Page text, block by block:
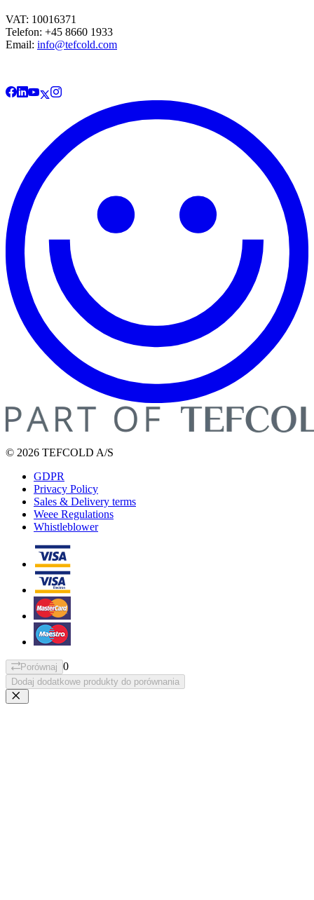
VAT: 10016371
Telefon: +45 8660 1933
Email: info@tefcold.com
© 2026 TEFCOLD A/S
GDPR
Privacy Policy
Sales & Delivery terms
Weee Regulations
Whistleblower
Porównaj 0
Dodaj dodatkowe produkty do porównania